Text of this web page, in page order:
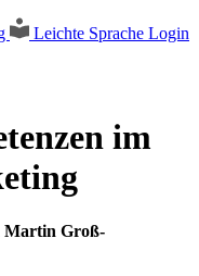
Leichte Sprache Login
im
Martin Groß-